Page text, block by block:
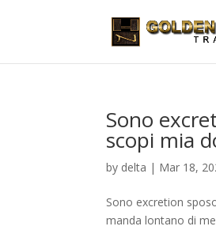
Sono
scopi mia
by delta | Mar 18,
Sono excretion
manda lontano di